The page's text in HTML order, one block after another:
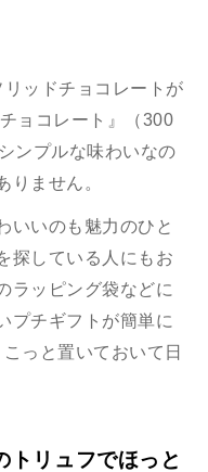
ッドチョコレートが
ョコレート』（300
ンプルな味わいなの
りません。
いいのも魅力のひと
探している人にもお
ラッピング袋などに
プチギフトが簡単に
っと置いておいて日
リュフでほっと